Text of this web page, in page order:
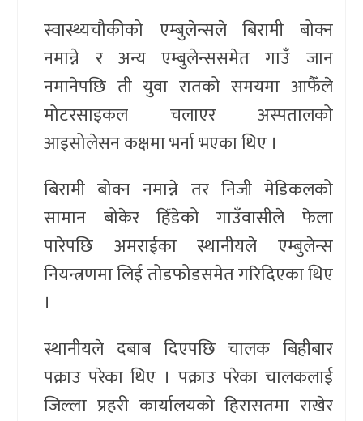
स्वास्थ्यचौकीको एम्बुलेन्सले बिरामी बोक्न
नमान्ने र अन्य एम्बुलेन्ससमेत गाउँ जान
नमानेपछि ती युवा रातको समयमा आफैँले
मोटरसाइकल चलाएर अस्पतालको
आइसोलेसन कक्षमा भर्ना भएका थिए ।
बिरामी बोक्न नमान्ने तर निजी मेडिकलको
सामान बोकेर हिँडेको गाउँवासीले फेला
पारेपछि अमराईका स्थानीयले एम्बुलेन्स
नियन्त्रणमा लिई तोडफोडसमेत गरिदिएका थिए
।
स्थानीयले दबाब दिएपछि चालक बिहीबार
पक्राउ परेका थिए । पक्राउ परेका चालकलाई
जिल्ला प्रहरी कार्यालयको हिरासतमा राखेर